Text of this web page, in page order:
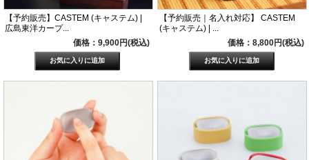
【予約販売】CASTEM (キャステム) |
広島東洋カープ...
価格：9,900円(税込)
【予約販売｜名入れ対応】 CASTEM
(キャステム) | ...
価格：8,800円(税込)